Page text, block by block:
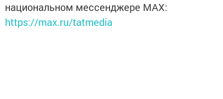
национальном мессенджере MАХ:
https://max.ru/tatmedia